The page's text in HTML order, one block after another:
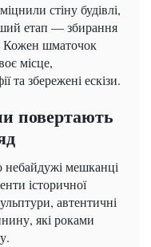
стіну будівлі,
етап — збирання
Кожен шматочок
місце,
та збережені ескізи.
повертають
небайдужі мешканці
історичної
автентичні
які роками